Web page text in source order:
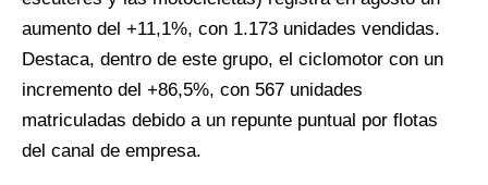
aumento del +11,1%, con 1.173 unidades vendidas.
Destaca, dentro de este grupo, el ciclomotor con un
incremento del +86,5%, con 567 unidades
matriculadas debido a un repunte puntual por flotas
del canal de empresa.